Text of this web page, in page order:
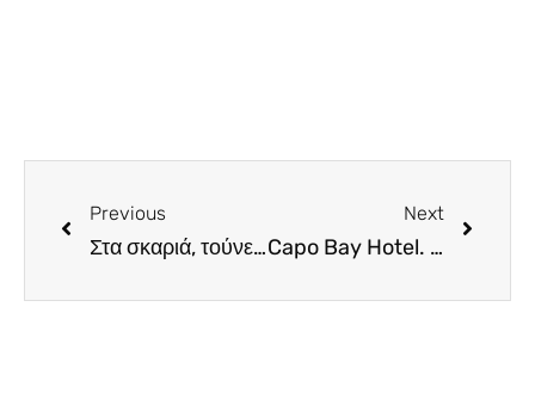
Previous
Στα σκαριά, τούνελ στο βυθό της Μεσογείου που θα συνδέσει την Αφρική με την Ευρώπη.
Next
Capo Bay Hotel. Μιλήσαμε με τους έχοντες το γενικό πρόσταγμα της γαστρονομίας του ξενοδοχείου και μάθαμε τι μας έχουν ετοιμάσει